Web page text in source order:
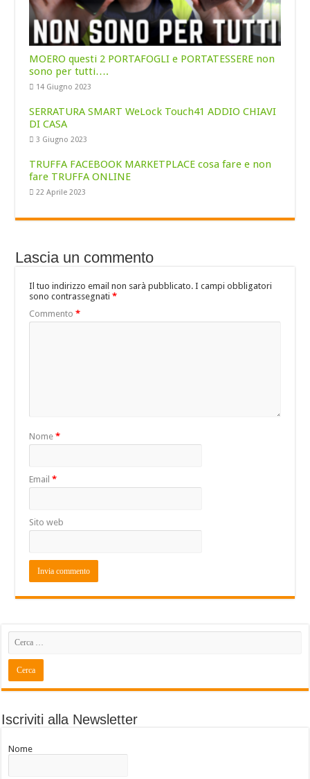
MOERO questi 2 PORTAFOGLI e PORTATESSERE non
sono per tutti….
14 Giugno 2023
SERRATURA SMART WeLock Touch41 ADDIO CHIAVI
DI CASA
3 Giugno 2023
TRUFFA FACEBOOK MARKETPLACE cosa fare e non
fare TRUFFA ONLINE
22 Aprile 2023
Lascia un commento
Il tuo indirizzo email non sarà pubblicato. I campi obbligatori
sono contrassegnati*
Commento*
Nome*
Email*
Sito web
Iscriviti alla Newsletter
Nome